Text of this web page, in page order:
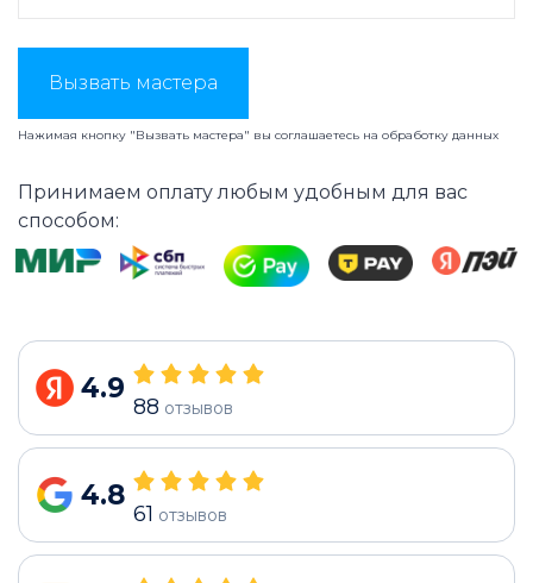
Вызвать мастера
Нажимая кнопку "Вызвать мастера" вы соглашаетесь на обработку данных
Принимаем оплату любым удобным для вас
способом:
4.9
88 отзывов
4.8
61 отзывов